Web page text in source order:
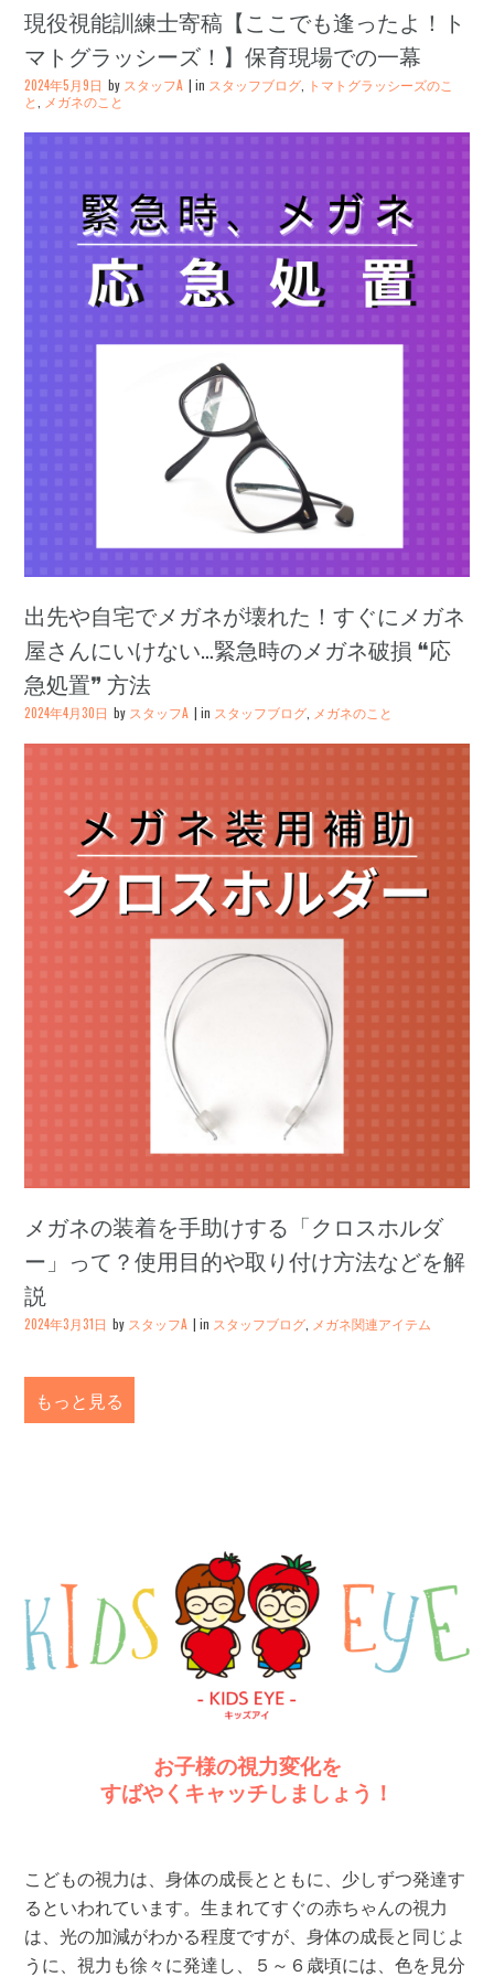
現役視能訓練士寄稿【ここでも逢ったよ！ト
マトグラッシーズ！】保育現場での一幕
2024年5月9日 by スタッフA in スタッフブログ トマトグラッシーズのこ
と
メガネのこと
出先や自宅でメガネが壊れた！すぐにメガネ
屋さんにいけない…緊急時のメガネ破損 ❝応
急処置❞ 方法
2024年4月30日 by スタッフA in スタッフブログ メガネのこと
メガネの装着を手助けする「クロスホルダ
ー」って？使用目的や取り付け方法などを解
説
2024年3月31日 by スタッフA in スタッフブログ メガネ関連アイテム
もっと見る
お子様の視力変化を
すばやくキャッチしましょう！
こどもの視力は、身体の成長とともに、少しずつ発達す
るといわれています。生まれてすぐの赤ちゃんの視力
は、光の加減がわかる程度ですが、身体の成長と同じよ
うに、視力も徐々に発達し、５～６歳頃には、色を見分